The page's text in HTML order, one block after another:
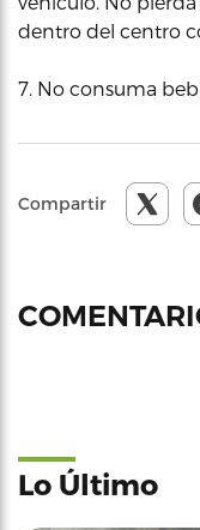
dentro del centro
7. No consuma
Compartir
Lo Último